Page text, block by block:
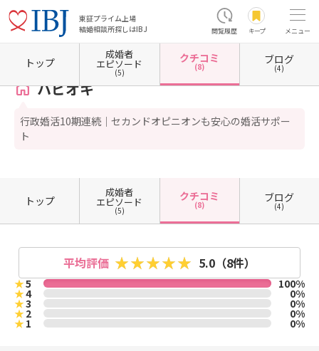
東証プライム上場
結婚相談所探しはIBJ
閲覧履歴 キープ メニュー
ホーム 沖縄県の結婚相談所 沖縄県宜野湾市 ハピオキ
ハピオキ
行政婚活10期連続｜セカンドオピニオンも安心の婚活サポー
ト
トップ
成婚者
エピソード
(5)
クチコミ
(8)
ブログ
(4)
トップ
成婚者
エピソード
(5)
クチコミ
(8)
ブログ
(4)
平均評価 5.0 （8件）
★5 100%
★4 0%
★3 0%
★2 0%
★1 0%